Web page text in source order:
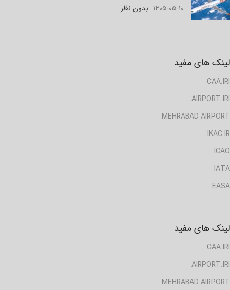
۱۴۰۵-۰۵-۱۰ بدون نظر
لینک های مفید
CAA.IRI
AIRPORT.IRI
MEHRABAD AIRPORT
IKAC.IR
ICAO
IATA
EASA
لینک های مفید
CAA.IRI
AIRPORT.IRI
MEHRABAD AIRPORT